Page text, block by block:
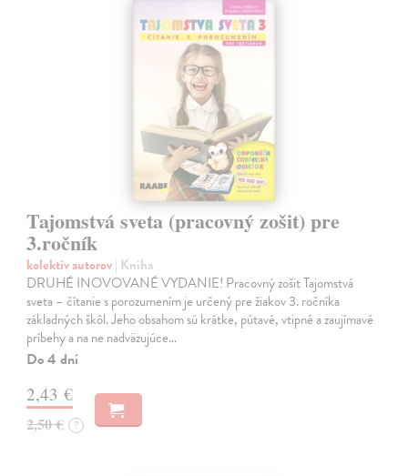
Tajomstvá sveta (pracovný zošit) pre
3.ročník
kolektív autorov| Kniha
DRUHÉ INOVOVANÉ VYDANIE! Pracovný zošit Tajomstvá
sveta – čítanie s porozumením je určený pre žiakov 3. ročníka
základných škôl. Jeho obsahom sú krátke, pútavé, vtipné a zaujímavé
príbehy a na ne nadväzujúce…
Do 4 dní
2,43 €
2,50 € ?